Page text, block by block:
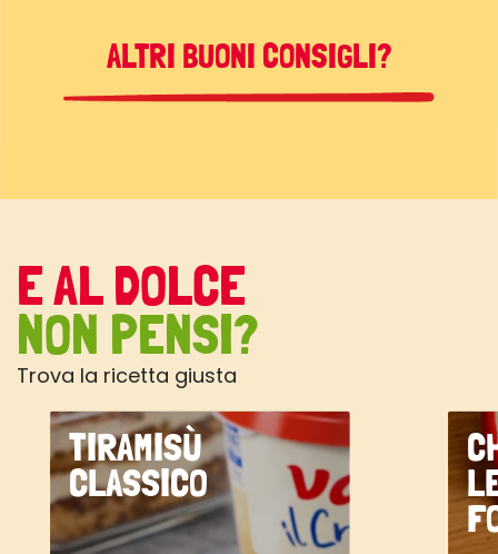
ALTRI BUONI CONSIGLI?
E AL DOLCE
NON PENSI?
Trova la ricetta giusta
TIRAMISÙ
CLASSICO